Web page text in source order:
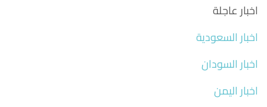
اخبار عاجلة
اخبار السعودية
اخبار السودان
اخبار اليمن